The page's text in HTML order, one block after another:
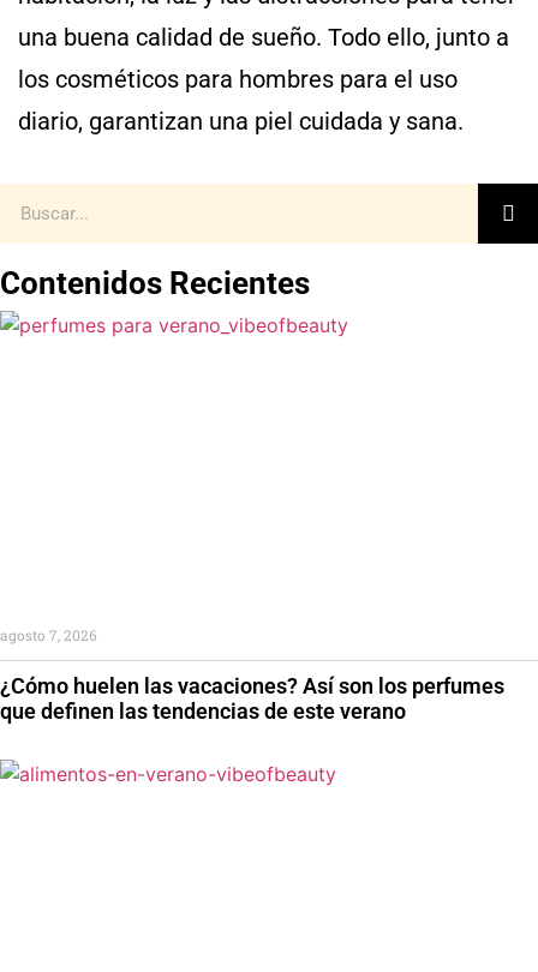
una buena calidad de sueño. Todo ello, junto a
los cosméticos para hombres para el uso
diario, garantizan una piel cuidada y sana.
Contenidos Recientes
¿Cómo huelen las vacaciones? Así son los perfumes
que definen las tendencias de este verano
agosto 7, 2026